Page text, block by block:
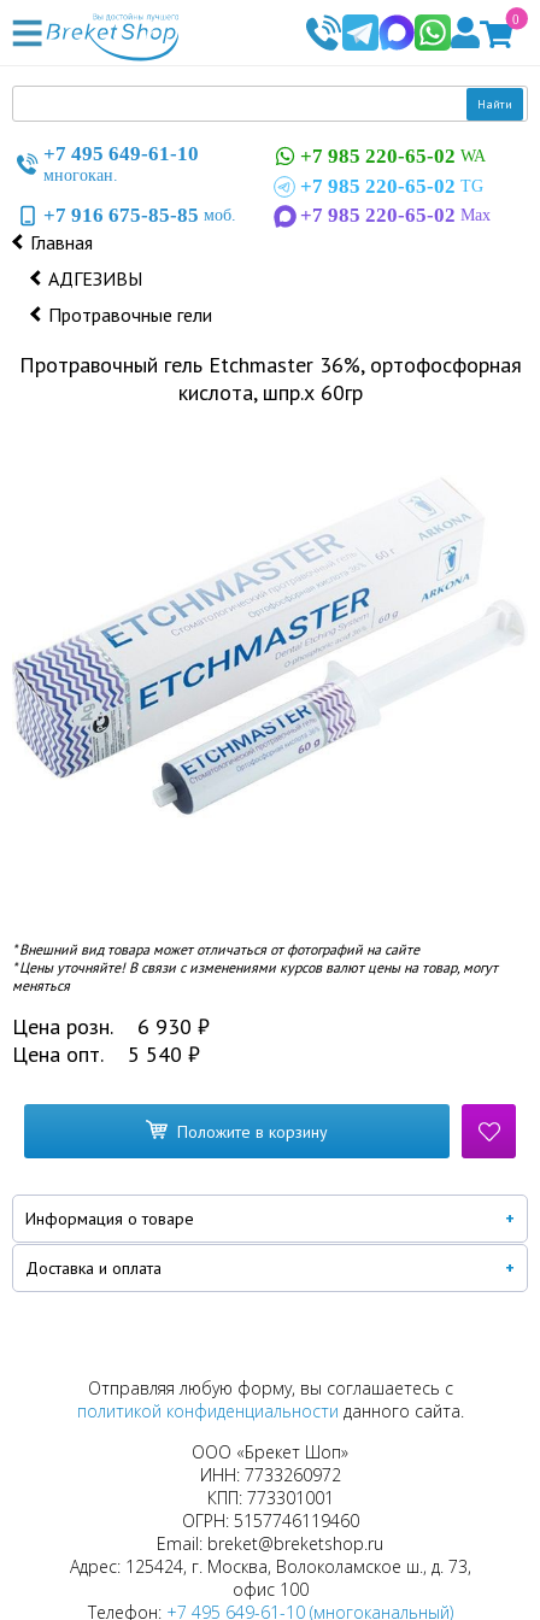
0
Найти
+7 495 649-61-10
многокан.
+7 916 675-85-85 моб.
+7 985 220-65-02 WA
+7 985 220-65-02 TG
+7 985 220-65-02 Max
Главная
АДГЕЗИВЫ
Протравочные гели
Протравочный гель Etchmaster 36%, ортофосфорная
кислота, шпр.х 60гр
* Внешний вид товара может отличаться от фотографий на сайте
* Цены уточняйте! В связи с изменениями курсов валют цены на товар, могут
меняться
Цена розн. 6 930 ₽
Цена опт.
5 540 ₽
Положите в корзину
Информация о товаре
Доставка и оплата
Отправляя любую форму, вы соглашаетесь с
политикой конфиденциальности данного сайта.
ООО «Брекет Шоп»
ИНН: 7733260972
КПП: 773301001
ОГРН: 5157746119460
Email: breket@breketshop.ru
Адрес: 125424, г. Москва, Волоколамское ш., д. 73,
офис 100
Телефон: +7 495 649-61-10 (многоканальный)